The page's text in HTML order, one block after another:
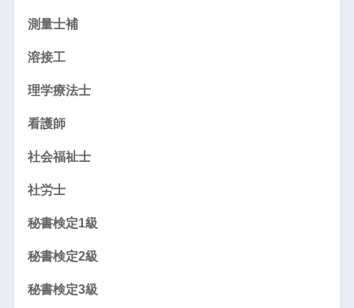
測量士補
溶接工
理学療法士
看護師
社会福祉士
社労士
秘書検定1級
秘書検定2級
秘書検定3級